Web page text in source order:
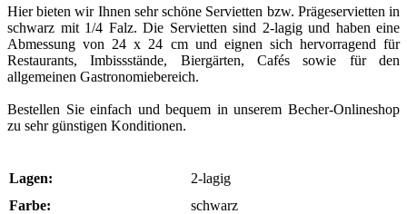
Hier bieten wir Ihnen sehr schöne Servietten bzw. Prägeservietten in
schwarz mit 1/4 Falz. Die Servietten sind 2-lagig und haben eine
Abmessung von 24 x 24 cm und eignen sich hervorragend für
Restaurants, Imbissstände, Biergärten, Cafés sowie für den
allgemeinen Gastronomiebereich.
Bestellen Sie einfach und bequem in unserem Becher-Onlineshop
zu sehr günstigen Konditionen.
Lagen:
2-lagig
Farbe:
schwarz